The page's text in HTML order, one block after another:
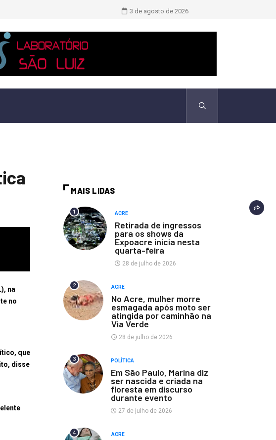
Saiba quem são as duas únicas
3 de agosto de 2026
na
no
que
disse
MAIS LIDAS
1 ACRE
Retirada de ingressos
para os shows da
Expoacre inicia nesta
quarta-feira
28 de julho de 2026
2 ACRE
No Acre, mulher morre
esmagada após moto ser
atingida por caminhão na
Via Verde
28 de julho de 2026
3 POLÍTICA
Em São Paulo, Marina diz
ser nascida e criada na
floresta em discurso
durante evento
27 de julho de 2026
4 ACRE